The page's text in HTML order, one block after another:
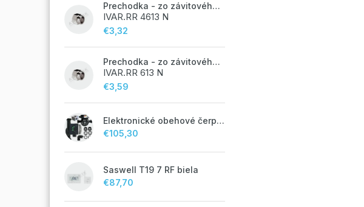
Prechodka - zo závitového potrubia na zverné šróbenie - 1/2"FxEK; nikel
IVAR.RR 4613 N
€3,32
Prechodka - zo závitového potrubia na zverné šróbenie - 1/2"FxM24;
IVAR.RR 613 N
€3,59
Elektronické obehové čerpadlo NOVA 25-60/130 úsporné na kúrenie
€105,30
Saswell T19 7 RF biela
€87,70